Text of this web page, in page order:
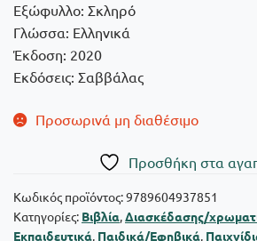
€24,90.
είναι:
€22,41.
Εξώφυλλο: Σκληρό
Γλώσσα: Ελληνικά
Έκδοση: 2020
Εκδόσεις: Σαββάλας
Προσωρινά μη διαθέσιμο
Πρoσθήκη στα
Κωδικός προϊόντος:9789604937851
Κατηγορίες: Βιβλία,Διασκέδασης/
Εκπαιδευτικά, Παιδικά/Εφηβικά,